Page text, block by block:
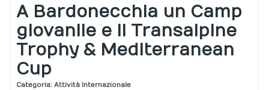
Giustizia
Safeguarding
Calendario
A Bardonecchia un Camp
giovanile e il Transalpine
Trophy & Mediterranean
Cup
Categoria:Attività Internazionale